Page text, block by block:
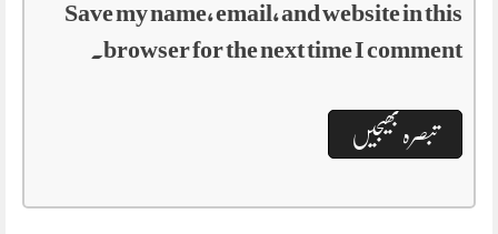
Save my name, email, and website in this
browser for the next time I comment.